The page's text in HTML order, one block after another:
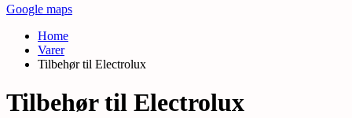
Google maps
Home
Varer
Tilbehør til Electrolux
Tilbehør til Electrolux